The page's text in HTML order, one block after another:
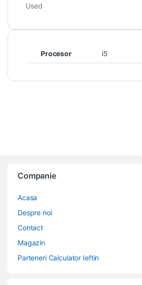
Used
Procesor i5
Companie
Acasa
Despre noi
Contact
Magazin
Parteneri Calculator Ieftin